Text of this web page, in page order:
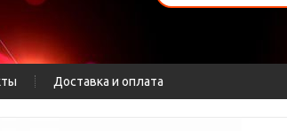
Доставка и оплата